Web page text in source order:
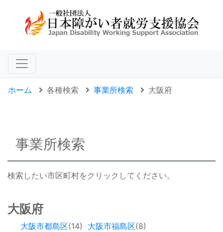
ホーム 各種検索 事業所検索 大阪府
事業所検索
検索したい市区町村をクリックしてください。
大阪府
大阪市都島区(14) 大阪市福島区(8)